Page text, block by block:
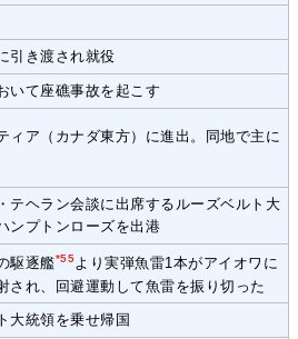
引き渡され就役
いて座礁事故を起こす
ィア（カナダ東方）に進出。同地で主に
テヘラン会談に出席するルーズベルト大
ンプトンローズを出港
駆逐艦*55より実弾魚雷1本がアイオワに
され、回避運動して魚雷を振り切った
大統領を乗せ帰国